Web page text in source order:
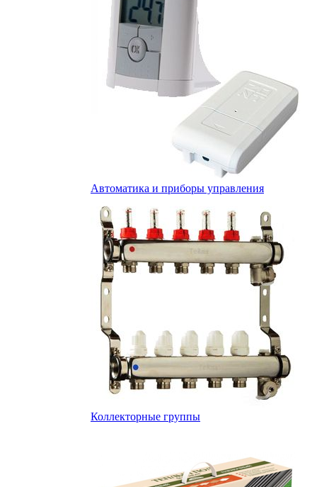
Автоматика и приборы управления
Коллекторные группы